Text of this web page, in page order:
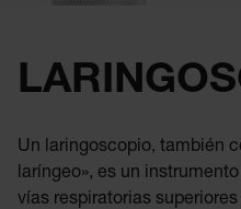
Un laringoscopio, también
laríngeo», es un
vías respiratorias